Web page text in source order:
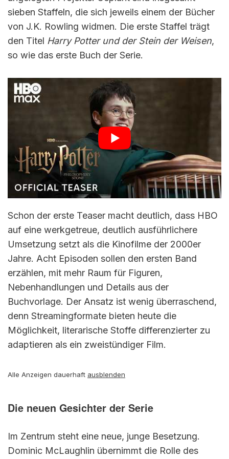
sieben Staffeln, die sich jeweils einem der Bücher
von J.K. Rowling widmen. Die erste Staffel trägt
den Titel Harry Potter und der Stein der Weisen,
so wie das erste Buch der Serie.
Schon der erste Teaser macht deutlich, dass HBO
auf eine werkgetreue, deutlich ausführlichere
Umsetzung setzt als die Kinofilme der 2000er
Jahre. Acht Episoden sollen den ersten Band
erzählen, mit mehr Raum für Figuren,
Nebenhandlungen und Details aus der
Buchvorlage. Der Ansatz ist wenig überraschend,
denn Streamingformate bieten heute die
Möglichkeit, literarische Stoffe differenzierter zu
adaptieren als ein zweistündiger Film.
Alle Anzeigen dauerhaft ausblenden
Die neuen Gesichter der Serie
Im Zentrum steht eine neue, junge Besetzung.
Dominic McLaughlin übernimmt die Rolle des